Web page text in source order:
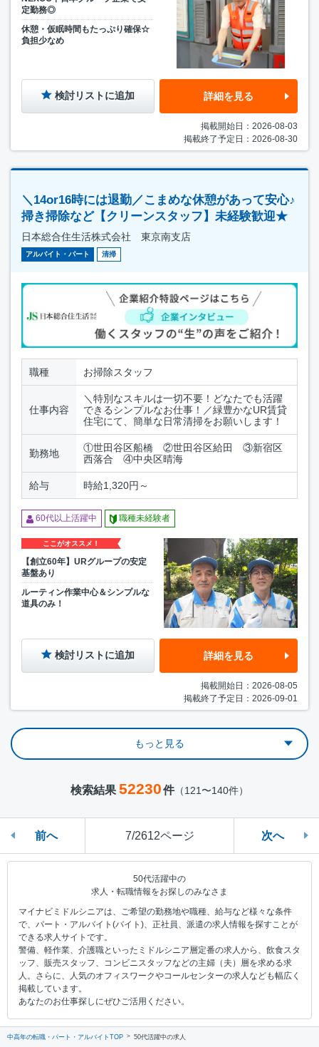
定勤務◎
休憩・仮眠時間もたっぷり確保☆
負担少なめ
検討リストに追加 詳細を見る
掲載開始日：2026-08-03
掲載終了予定日：2026-08-30
＼14or16時には退勤／こまめな休憩があって安心♪
掃き掃除など【クリーンスタッフ】未経験歓迎★
日本総合住生活株式会社 東京南支店
アルバイト・パート 清掃
職種 お掃除スタッフ
仕事内容
＼特別なスキルは一切不要！どなたでも活躍
できるシンプルなお仕事！／緑豊かなUR賃貸
住宅にて、簡単な日常清掃をお願いします！
勤務地
①世田谷区船橋 ②世田谷区給田 ③新宿区
西落合 ④中央区晴海
給与 時給1,320円～
60代以上活躍中 職種未経験者
ここがオススメ！
【創立60年】URグループの安定
基盤あり
ルーティン作業中心＆シンプルな
道具のみ！
検討リストに追加 詳細を見る
掲載開始日：2026-08-05
掲載終了予定日：2026-09-01
もっと見る
検索結果 52230件（121〜140件）
前へ 7/2612ページ 次へ
50代活躍中の
求人・転職情報をお探しのみなさま
マイナビミドルシニアは、ご希望の勤務地や職種、給与など様々な条件
で、パート・アルバイト(バイト)、正社員、派遣の求人情報を探すことが
できる求人サイトです。
警備、軽作業、介護職といったミドルシニア層定番の求人から、飲食スタ
ッフ、販売スタッフ、コンビニスタッフなどの主婦（夫）層を求める求
人。さらに、人気のオフィスワークやコールセンターの求人なども幅広く
掲載しています。
あなたのお仕事探しにぜひご活用ください。
中高年の転職・パート・アルバイトTOP 50代活躍中の求人